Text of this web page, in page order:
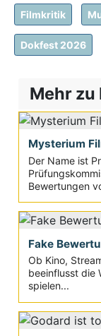
Filmkritik
Dokfest 2026
Mehr
Mysterium
Der Name ist
Bewertungen
Fake
Ob Kino,
beeinflusst die
spielen...